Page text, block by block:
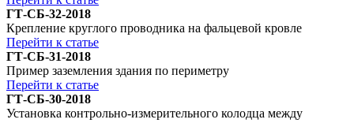
ГТ-СБ-32-2018
Крепление круглого проводника на фальцевой кровле
Перейти к статье
ГТ-СБ-31-2018
Пример заземления здания по периметру
Перейти к статье
ГТ-СБ-30-2018
Установка контрольно-измерительного колодца между